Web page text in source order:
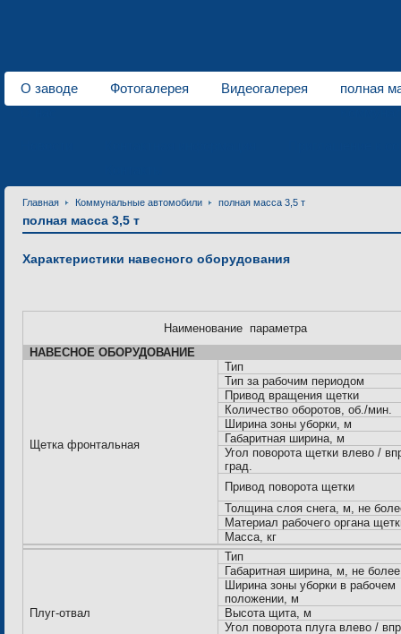
О заводе Фотогалерея
Видеогалерея
полная
Главная Коммунальные автомобили полная масса 3,5 т
полная масса 3,5 т
Характеристики навесного оборудования
Наименование параметра
НАВЕСНОЕ ОБОРУДОВАНИЕ
Щетка фронтальная
Тип
Тип за рабочим периодом
Привод вращения щетки
Количество оборотов, об./мин.
Ширина зоны уборки, м
Габаритная ширина, м
Угол поворота щетки влево /
град.
Привод поворота щетки
Толщина слоя снега, м, не
Материал рабочего органа
Масса, кг
Плуг-отвал
Тип
Габаритная ширина, м, не более
Ширина зоны уборки в рабочем
положении, м
Высота щита, м
Угол поворота плуга влево /